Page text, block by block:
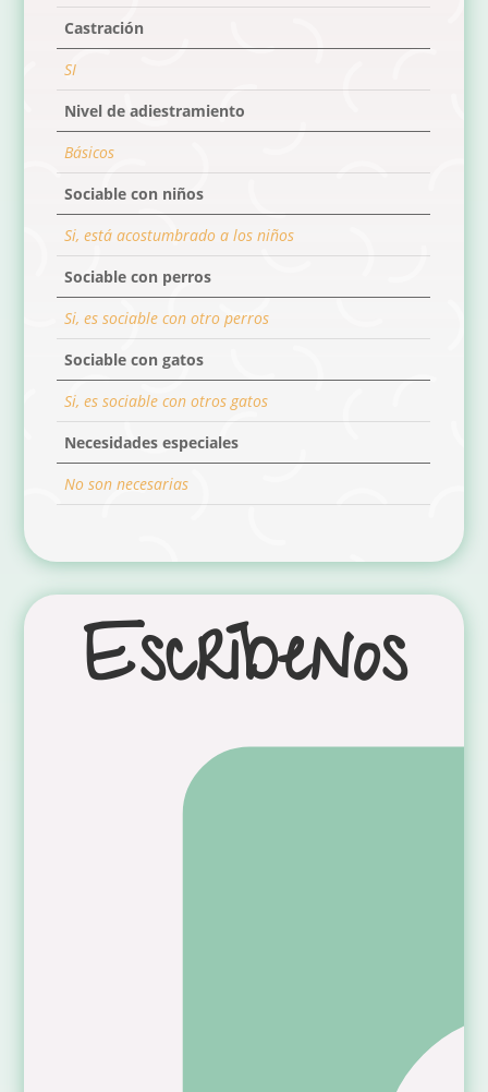
Castración
SI
Nivel de adiestramiento
Básicos
Sociable con niños
Si, está acostumbrado a los niños
Sociable con perros
Si, es sociable con otro perros
Sociable con gatos
Si, es sociable con otros gatos
Necesidades especiales
No son necesarias
Escríbenos